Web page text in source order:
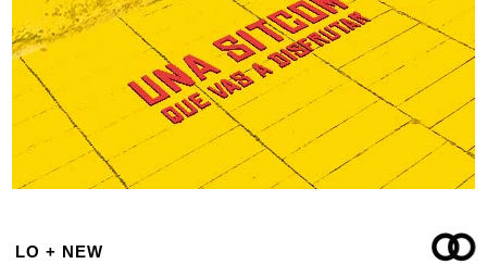
LO + NEW